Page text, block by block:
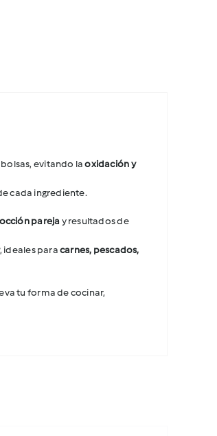
bolsas, evitando laoxidación y
cada ingrediente.
pareja y resultados de
, ideales paracarnes, pescados,
tu forma de cocinar,